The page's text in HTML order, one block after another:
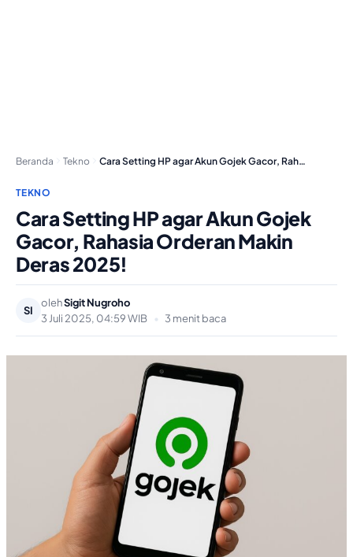
Beranda Tekno Cara Setting HP agar Akun Gojek Gacor, Rahasia…
TEKNO
Cara Setting HP agar Akun Gojek
Gacor, Rahasia Orderan Makin
Deras 2025!
SI
olehSigit Nugroho
3 Juli 2025, 04:59 WIB
• 3 menit baca